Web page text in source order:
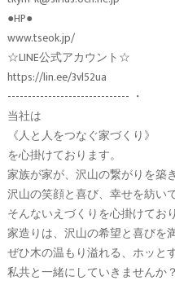
●HP●
www.tseok.jp/
☆LINE公式アカウント☆
https://lin.ee/3vl52ua
------------------------------ ・
当社は
《人と人をつなぐ家づくり》
を心掛けております。
家族が家が、沢山の繋がりを築
沢山の笑顔と喜び、幸せを紡い
そんないえづくりを心掛けてお
家造りは、沢山の希望と喜びを
ぜひ木の温もり溢れる、ホッと
私共と一緒にしていきませんか？